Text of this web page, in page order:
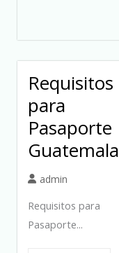
Requisitos
para
Pasaporte
Guatemala
admin
Requisitos para
Pasaporte...